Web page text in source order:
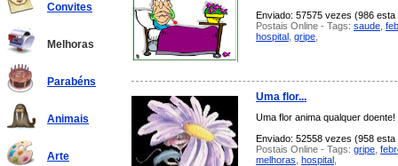
Convites
Melhoras
Parabéns
Animais
Arte
Enviado: 57575 vezes (986
Postais Online - Tags: saude
hospital gripe
Uma flor...
Uma flor anima qualquer
Enviado: 52558 vezes (958
Postais Online - Tags: gripe
melhoras hospital